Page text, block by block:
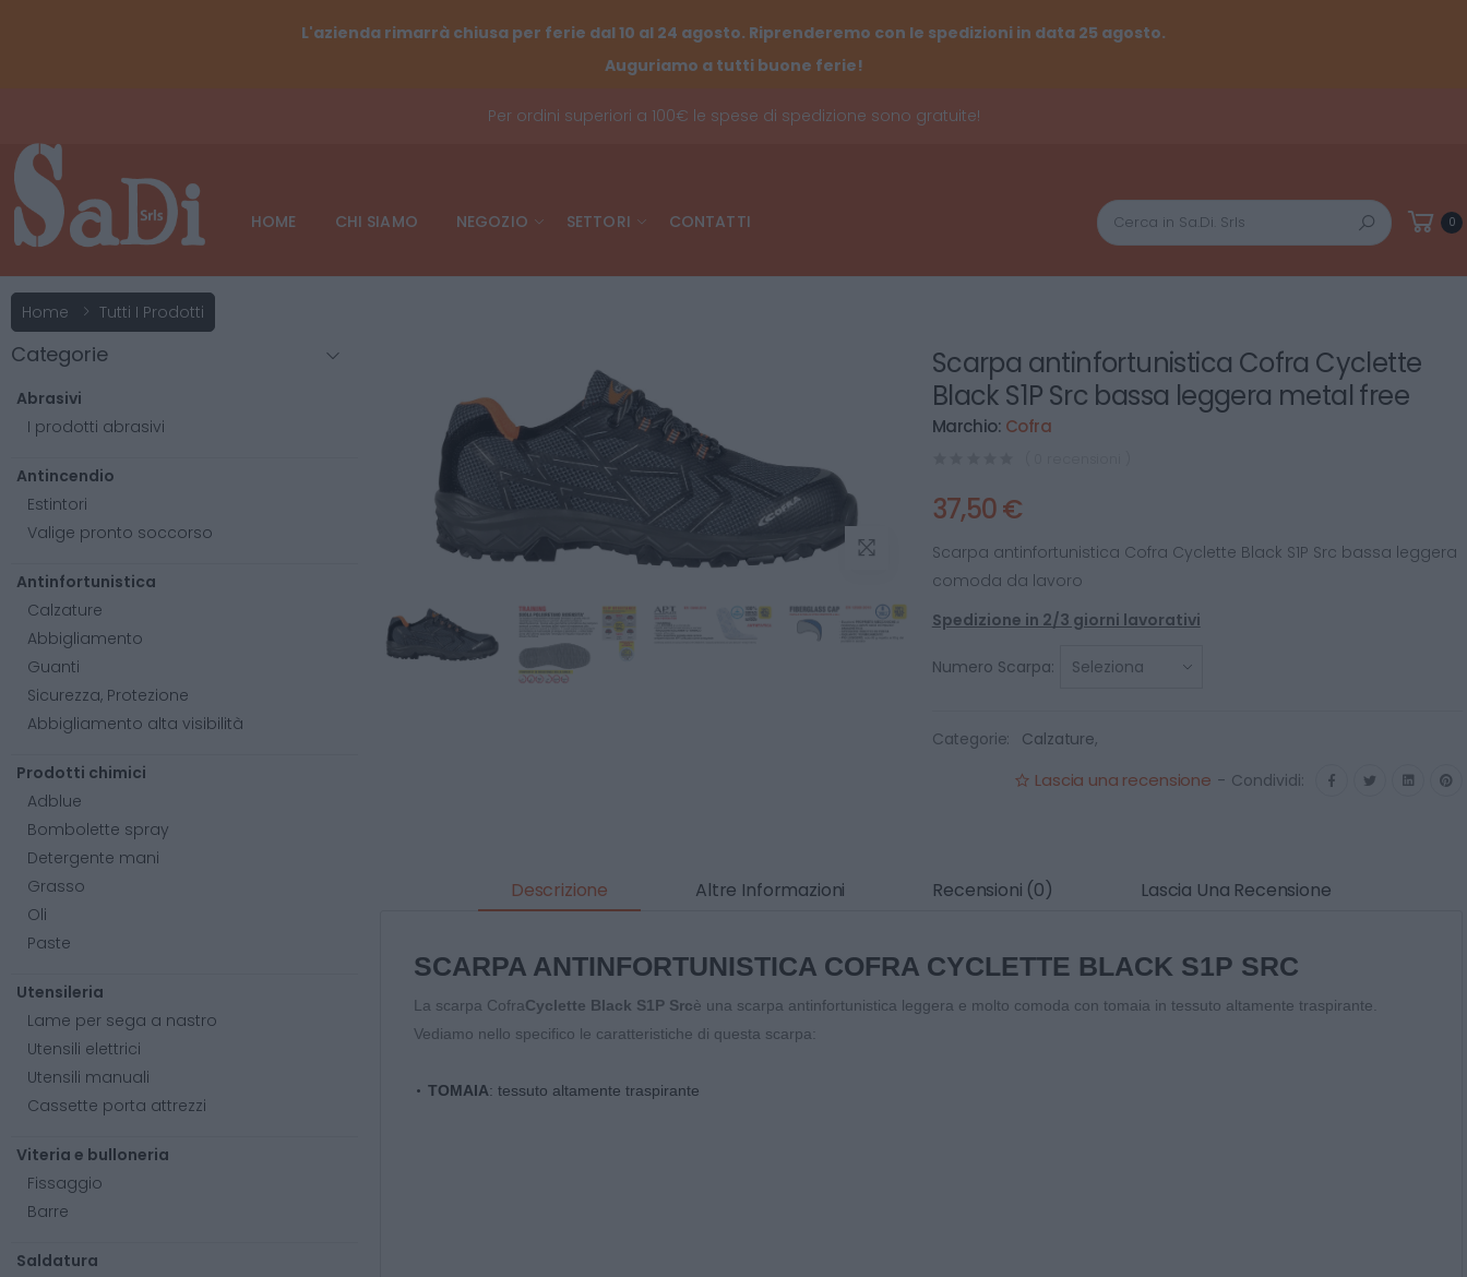
L'azienda rimarrà chiusa per ferie dal 10 al 24 agosto. Riprenderemo con le spedizioni in data 25 agosto.
Auguriamo a tutti buone ferie!
Per ordini superiori a 100€ le spese di spedizione sono gratuite!
HOME CHI SIAMO NEGOZIO SETTORI CONTATTI
Cerca
0
Home Tutti I Prodotti
Scarpa antinfortunistica Cofra Cyclette
Black S1P Src bassa leggera metal free
Marchio: Cofra
37,50 €
Scarpa antinfortunistica Cofra Cyclette Black S1P Src bassa leggera
comoda da lavoro
Spedizione in 2/3 giorni lavorativi
Numero Scarpa:
Categorie: Calzature,
Lascia una recensione - Condividi:
Descrizione Altre Informazioni Recensioni (0) Lascia Una Recensione
SCARPA ANTINFORTUNISTICA COFRA CYCLETTE BLACK S1P SRC
La scarpa CofraCyclette Black S1P Srcè una scarpa antinfortunistica leggera e molto comoda con tomaia in tessuto altamente traspirante.
Vediamo nello specifico le caratteristiche di questa scarpa:
TOMAIA: tessuto altamente traspirante
Categorie
Abrasivi
I prodotti abrasivi
Antincendio
Estintori
Valige pronto soccorso
Antinfortunistica
Calzature
Abbigliamento
Guanti
Sicurezza, Protezione
Abbigliamento alta visibilità
Prodotti chimici
Adblue
Bombolette spray
Detergente mani
Grasso
Oli
Paste
Utensileria
Lame per sega a nastro
Utensili elettrici
Utensili manuali
Cassette porta attrezzi
Viteria e bulloneria
Fissaggio
Barre
Saldatura